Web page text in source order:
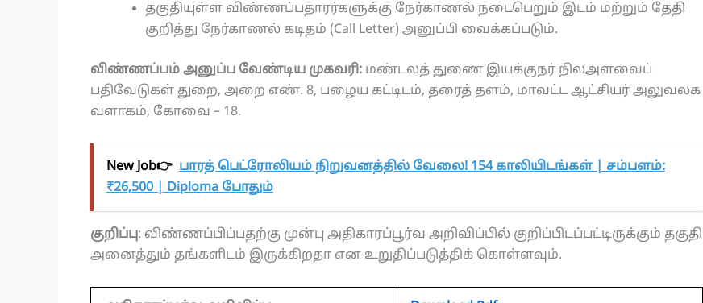
தகுதியுள்ள விண்ணப்பதாரர்களுக்கு நேர்காணல் நடைபெறும் இடம் மற்றும் தேதி
குறித்து நேர்காணல் கடிதம் (Call Letter) அனுப்பி வைக்கப்படும்.
விண்ணப்பம் அனுப்ப வேண்டிய முகவரி: மண்டலத் துணை இயக்குநர் நிலஅளவைப்
பதிவேடுகள் துறை, அறை எண். 8, பழைய கட்டிடம், தரைத் தளம், மாவட்ட ஆட்சியர் அலுவலக
வளாகம், கோவை – 18.
New Job👉 பாரத் பெட்ரோலியம் நிறுவனத்தில் வேலை! 154 காலியிடங்கள் | சம்பளம்:
₹26,500 | Diploma போதும்
குறிப்பு: விண்ணப்பிப்பதற்கு முன்பு அதிகாரப்பூர்வ அறிவிப்பில் குறிப்பிடப்பட்டிருக்கும் தகுதி
அனைத்தும் தங்களிடம் இருக்கிறதா என உறுதிப்படுத்திக் கொள்ளவும்.